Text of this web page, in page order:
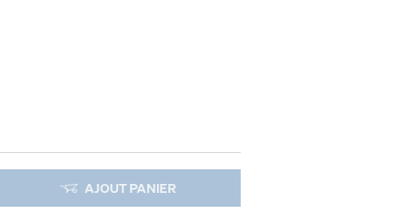
AJOUT PANIER